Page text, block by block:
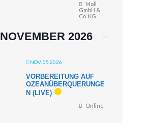
Moll
GmbH &
Co. KG
NOVEMBER 2026
NOV. 05 2026
VORBEREITUNG AUF
OZEANÜBERQUERUNGE
N (LIVE)
Online